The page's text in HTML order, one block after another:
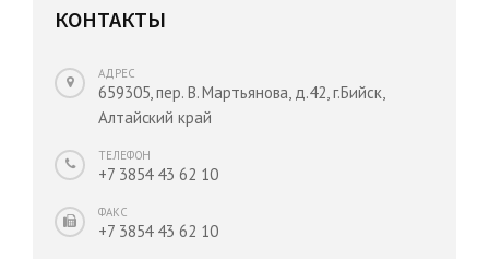
КОНТАКТЫ
АДРЕС
659305, пер. В. Мартьянова, д.42, г.Бийск,
Алтайский край
ТЕЛЕФОН
+7 3854 43 62 10
ФАКС
+7 3854 43 62 10